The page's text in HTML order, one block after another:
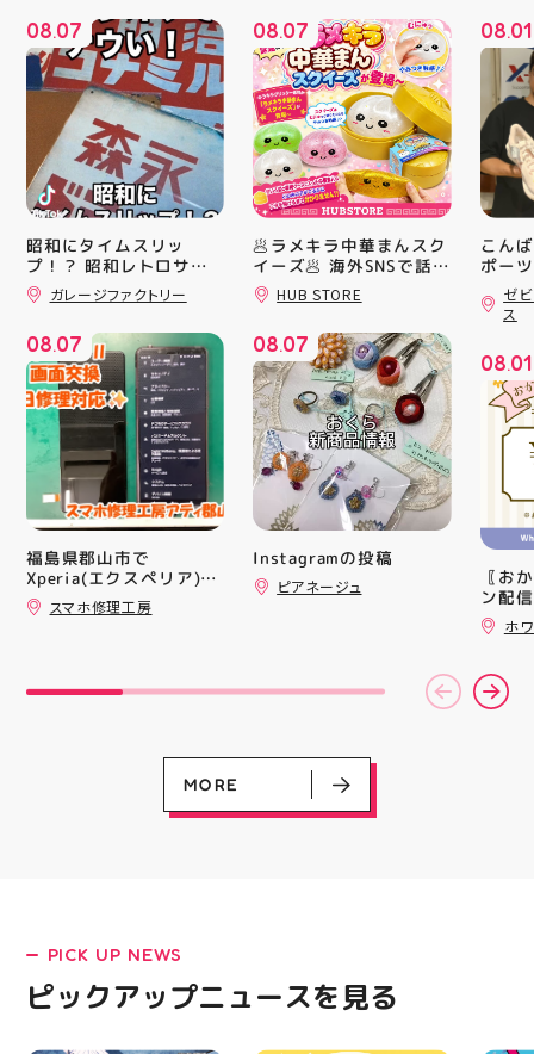
LATEST!
08.07
昭和にタイムスリッ
プ！？ 昭和レトロサイ
ンボード大量入荷しまし
た！ 今回はお菓子系を
屋に飾ればバッチグー
郡山駅前 アティ郡山4F
“ガレージファクトリ
ー”へ遊びに来てね️‍️‍️‍ #福
島 #郡山 #郡山駅前 #雑
貨屋 #昭和レトロ
ガレージファクトリー
08.07
福島県郡山市で
Xperia(エクスペリア)の
画面交換も即日修理対応
😊💪
スマホ修理工房
08.07
🥟ラメキラ中華まんスク
イーズ🥟 海外SNSで話題
沸騰中 ラメキラ中華ま
んスクイーズが新登場！
が とにかくかわいい♪ む
にゅっとクセになる や
みつき触感がたまらな
い…！ せいろ型ケース
に入っていて どの色の
子が出るかは 開けてか
らのお楽しみ #ラメキラ
中華まん #スクイーズ #
中華まんグッズ #海外ト
レンド #むにゅむにゅ
シル活 新商品入荷
HUBSTORE
HUB STORE
08.07
Instagramの投稿
ピアネージュ
08.01
こん
ポー
ティ
日の
クス
6」の
徴と
反発
搭載
追加
上さ
トレ
ショ
ンと
備え
ウー
をカ
方や
かけ
ゼ
ス
08.01
〖お
ン配
ッパ
￥
ーポ
ース
ホ
MORE
PICK UP NEWS
ピックアップニュースを見る